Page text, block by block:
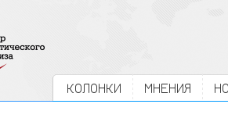
КОЛОНКИ МНЕНИЯ